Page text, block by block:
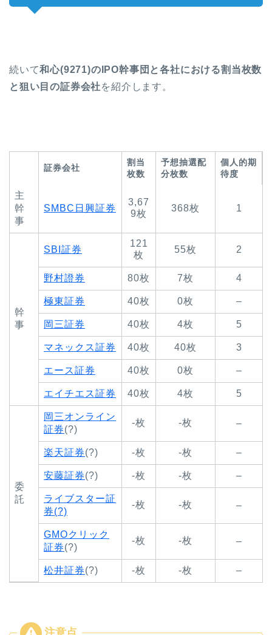
続いて和心(9271)のIPO幹事団と各社における割当枚数
と狙い目の証券会社を紹介します。
証券会社
割当
枚数
予想抽選配
分枚数
個人的期
待度
主
幹
事
SMBC日興証券
3,67
9枚
368枚 1
幹
事
SBI証券
121
枚
55枚 2
野村證券 80枚 7枚 4
極東証券 40枚 0枚 –
岡三証券 40枚 4枚 5
マネックス証券 40枚 40枚 3
エース証券 40枚 0枚 –
エイチエス証券 40枚 4枚 5
委
託
岡三オンライン
証券(?)
-枚 -枚 –
楽天証券(?) -枚 -枚 –
安藤証券(?) -枚 -枚 –
ライブスター証
券(?)
-枚 -枚 –
GMOクリック
証券(?)
-枚 -枚 –
松井証券(?) -枚 -枚 –